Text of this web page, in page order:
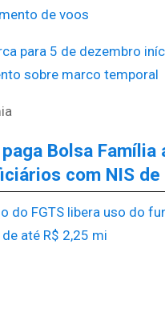
de voos
para 5 de dezembro
sobre marco temporal
Bolsa Família
com NIS
do FGTS libera uso do
até R$ 2,25 mi